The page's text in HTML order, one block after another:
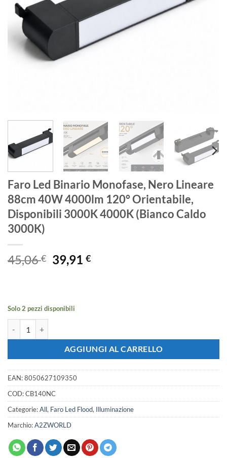
Faro Led Binario Monofase, Nero Lineare
88cm 40W 4000lm 120° Orientabile,
Disponibili 3000K 4000K (Bianco Caldo
3000K)
45,06€ Il
prezzo
45,06 €.
39,91€Il
Solo 2 pezzi disponibili
AGGIUNGI AL CARRELLO
EAN:8050627109350
COD:CB140NC
Categorie:All, Faro Led Flood, Illuminazione
Marchio:A2ZWORLD